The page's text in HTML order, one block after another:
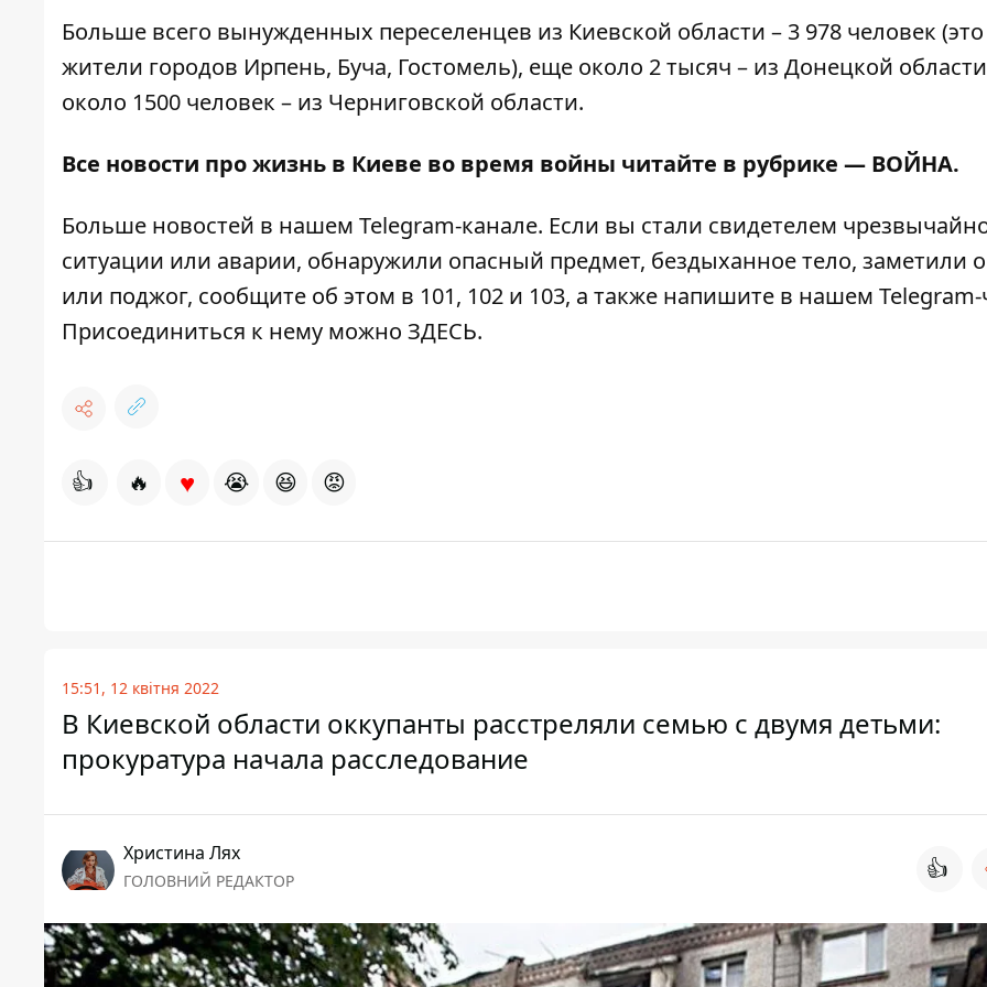
Больше всего вынужденных переселенцев из Киевской области – 3 978 человек (это
жители городов Ирпень, Буча, Гостомель), еще около 2 тысяч – из Донецкой
около 1500 человек – из Черниговской области.
Все новости про жизнь в Киеве во время войны читайте в рубрике — ВОЙНА.
Больше новостей в нашем Telegram-канале. Если вы стали свидетелем
ситуации или аварии, обнаружили опасный предмет, бездыханное тело, заметили
или поджог, сообщите об этом в 101, 102 и 103, а также напишите в нашем Telegram-
Присоединиться к нему можно ЗДЕСЬ.
👍 🔥 ♥ 😭 😆 😡
15:51, 12 квітня 2022
В Киевской области оккупанты расстреляли семью с двумя детьми:
прокуратура начала расследование
Христина Лях
ГОЛОВНИЙ РЕДАКТОР 👍